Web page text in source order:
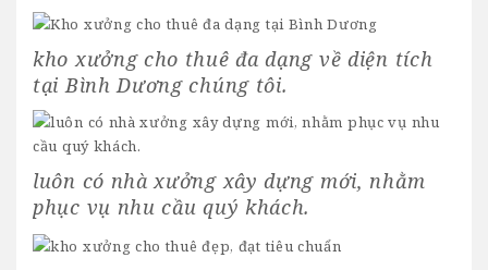
kho xưởng cho thuê đa dạng về diện tích
tại Bình Dương chúng tôi.
luôn có nhà xưởng xây dựng mới, nhằm
phục vụ nhu cầu quý khách.